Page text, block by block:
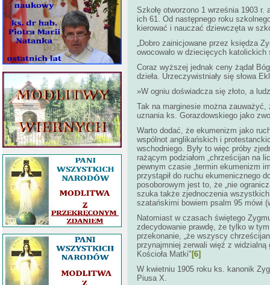
Szkołę otworzono 1 września 1903 r.
ich 61. Od następnego roku
kierować i nauczać dziewczęta w
„Dobro zainicjowane przez księdza
owocowało w dziecięcych katolickich
Coraz wyższej jednak ceny żądał
dzieła. Urzeczywistniały się słowa
»W ogniu doświadcza się złoto, a
Tak na marginesie można
uznania ks. Gorazdowskiego jako
Warto dodać, że ekumenizm jako
wspólnot anglikańskich i
wschodniego. Były to więc próby
rażącym podziałom „chrześcijan na
pewnym czasie „termin ekumenizm
przystąpił do ruchu ekumenicznego
posoborowym jest to, że „nie
szuka także zjednoczenia
szatańskimi bowiem psalm 95 mówi
Natomiast w czasach świętego
zdecydowanie prawdę, że tylko w
przekonanie, „że wszyscy
przynajmniej zerwali więź z widzialną
Kościoła Matki" [6]
W kwietniu 1905 roku ks. kanonik
Piusa X.